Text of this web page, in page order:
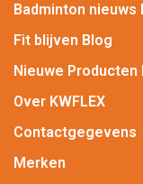
Badminton nieuws
Fit blijven Blog
Nieuwe Producten
Over KWFLEX
Contactgegevens
Merken